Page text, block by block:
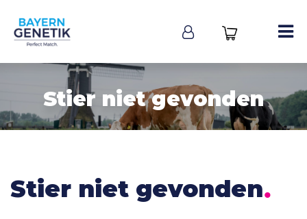
Stier niet gevonden
Stier niet gevonden.